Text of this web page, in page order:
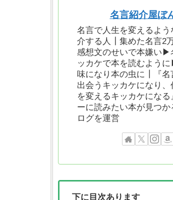
名言紹介屋ぼ
名言で人生を変えるよう
介する人┃集めた名言2
感想文のせいで本嫌い▶︎
ッカケで本を読むよう
味になり本の虫に┃『名
出会うキッカケになり、
を変えるキッカケになる
ーに読みたい本が見つか
ログを運営
下に目次あります